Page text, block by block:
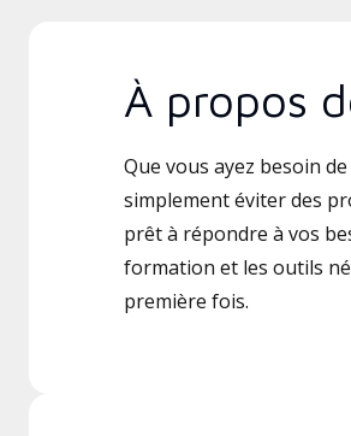
À propos
Que vous ayez besoin
simplement éviter des
prêt à répondre à vos
formation et les outils
première fois.